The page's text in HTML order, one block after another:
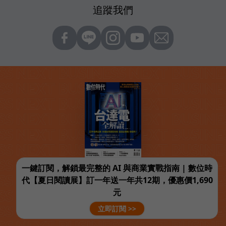
追蹤我們
一鍵訂閱，解鎖最完整的 AI 與商業實戰指南 | 數位時
代【夏日閱讀展】訂一年送一年共12期，優惠價1,690
元
立即訂閱 >>